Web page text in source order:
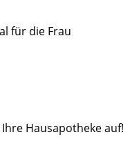
für die Frau
Ihre Hausapotheke auf!